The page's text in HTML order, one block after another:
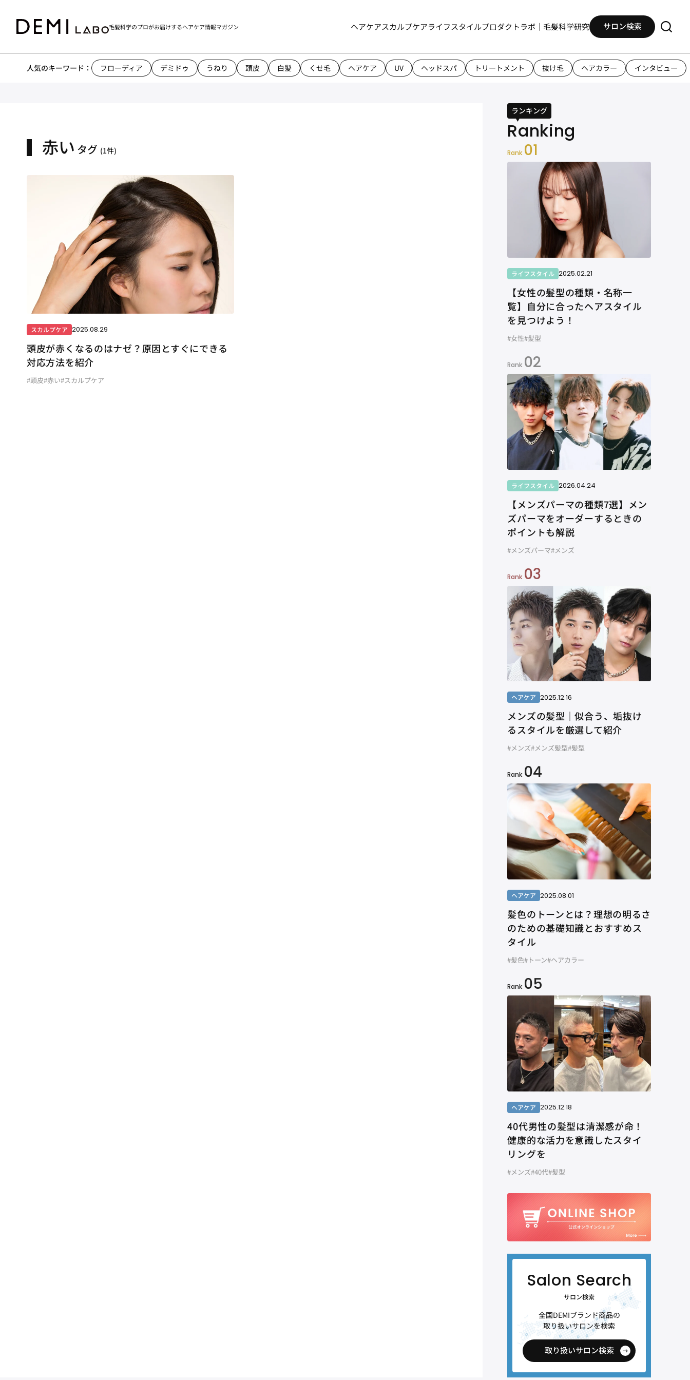
毛髪科学のプロがお届けするヘアケア情報マガジン ヘアケアスカルプケアライフスタイルプロダクトラボ｜毛髪科学研究 サロン検索
人気のキーワード： フローディア デミドゥ うねり 頭皮 白髪 くせ毛 ヘアケア UV ヘッドスパ トリートメント 抜け毛 ヘアカラー インタビュー
赤い タグ (1件)
スカルプケア 2025.08.29
頭皮が赤くなるのはナゼ？原因とすぐにできる
対応方法を紹介
#頭皮#赤い#スカルプケア
ランキング
Rank 01
ライフスタイル 2025.02.21
【女性の髪型の種類・名称一
覧】自分に合ったヘアスタイル
を見つけよう！
#女性#髪型
Rank 02
ライフスタイル 2026.04.24
【メンズパーマの種類7選】メン
ズパーマをオーダーするときの
ポイントも解説
#メンズパーマ#メンズ
Rank 03
ヘアケア 2025.12.16
メンズの髪型｜似合う、垢抜け
るスタイルを厳選して紹介
#メンズ#メンズ髪型#髪型
Rank 04
ヘアケア 2025.08.01
髪色のトーンとは？理想の明るさ
のための基礎知識とおすすめス
タイル
#髪色#トーン#ヘアカラー
Rank 05
ヘアケア 2025.12.18
40代男性の髪型は清潔感が命！
健康的な活力を意識したスタイ
リングを
#メンズ#40代#髪型
サロン検索
全国DEMIブランド商品の
取り扱いサロンを検索
取り扱いサロン検索